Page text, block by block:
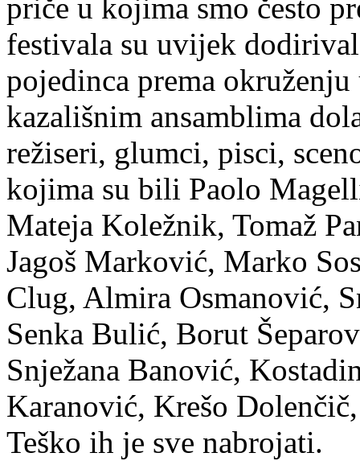
priče u kojima smo često
festivala su uvijek
pojedinca prema
kazališnim ansamblima
režiseri, glumci, pisci,
kojima su bili Paolo
Mateja Koležnik, Tomaž
Jagoš Marković, Marko
Clug, Almira Osmanović,
Senka Bulić, Borut
Snježana Banović,
Karanović, Krešo
Teško ih je sve nabrojati.